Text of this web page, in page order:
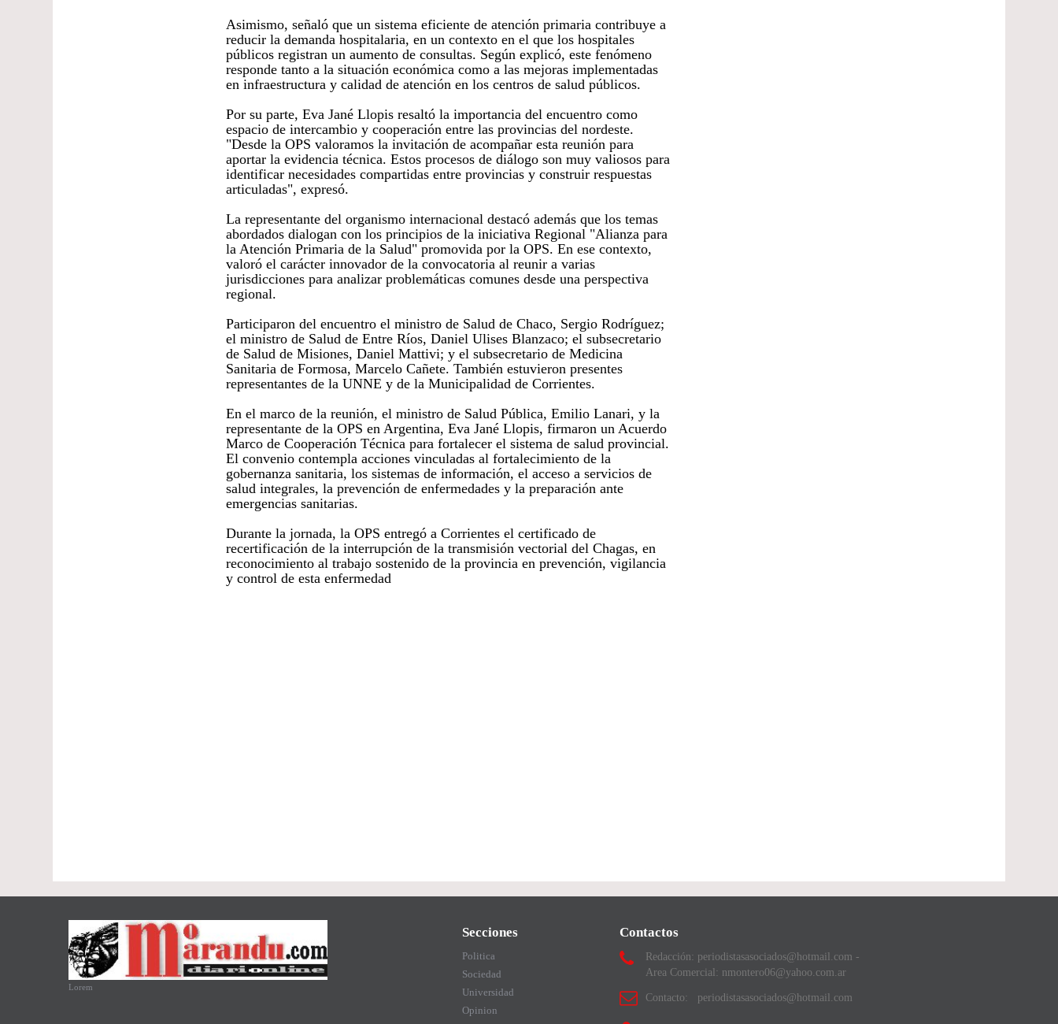
Asimismo, señaló que un sistema eficiente de atención primaria contribuye a
reducir la demanda hospitalaria, en un contexto en el que los hospitales
públicos registran un aumento de consultas. Según explicó, este fenómeno
responde tanto a la situación económica como a las mejoras implementadas
en infraestructura y calidad de atención en los centros de salud públicos.
Por su parte, Eva Jané Llopis resaltó la importancia del encuentro como
espacio de intercambio y cooperación entre las provincias del nordeste.
"Desde la OPS valoramos la invitación de acompañar esta reunión para
aportar la evidencia técnica. Estos procesos de diálogo son muy valiosos para
identificar necesidades compartidas entre provincias y construir respuestas
articuladas", expresó.
La representante del organismo internacional destacó además que los temas
abordados dialogan con los principios de la iniciativa Regional "Alianza para
la Atención Primaria de la Salud" promovida por la OPS. En ese contexto,
valoró el carácter innovador de la convocatoria al reunir a varias
jurisdicciones para analizar problemáticas comunes desde una perspectiva
regional.
Participaron del encuentro el ministro de Salud de Chaco, Sergio Rodríguez;
el ministro de Salud de Entre Ríos, Daniel Ulises Blanzaco; el subsecretario
de Salud de Misiones, Daniel Mattivi; y el subsecretario de Medicina
Sanitaria de Formosa, Marcelo Cañete. También estuvieron presentes
representantes de la UNNE y de la Municipalidad de Corrientes.
En el marco de la reunión, el ministro de Salud Pública, Emilio Lanari, y la
representante de la OPS en Argentina, Eva Jané Llopis, firmaron un Acuerdo
Marco de Cooperación Técnica para fortalecer el sistema de salud provincial.
El convenio contempla acciones vinculadas al fortalecimiento de la
gobernanza sanitaria, los sistemas de información, el acceso a servicios de
salud integrales, la prevención de enfermedades y la preparación ante
emergencias sanitarias.
Durante la jornada, la OPS entregó a Corrientes el certificado de
recertificación de la interrupción de la transmisión vectorial del Chagas, en
reconocimiento al trabajo sostenido de la provincia en prevención, vigilancia
y control de esta enfermedad
Lorem
Secciones
Politica
Sociedad
Universidad
Opinion
Contactos
Redacción: periodistasasociados@hotmail.com -
Area Comercial: nmontero06@yahoo.com.ar
Contacto: periodistasasociados@hotmail.com